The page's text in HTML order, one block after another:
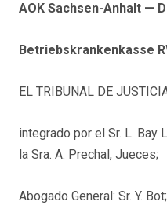
AOK Sachsen-Anhalt —
Betriebskrankenkasse
EL TRIBUNAL DE
integrado por el Sr. L. Bay
la Sra. A. Prechal, Jueces;
Abogado General: Sr. Y. Bot;